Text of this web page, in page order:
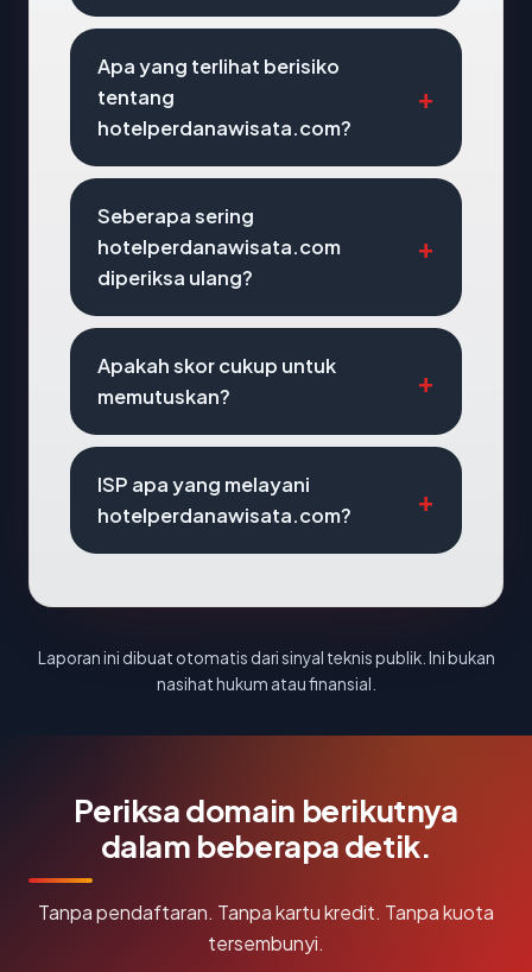
Apa yang terlihat berisiko
tentang
hotelperdanawisata.com?
Seberapa sering
hotelperdanawisata.com
diperiksa ulang?
Apakah skor cukup untuk
memutuskan?
ISP apa yang melayani
hotelperdanawisata.com?
Laporan ini dibuat otomatis dari sinyal teknis publik. Ini bukan
nasihat hukum atau finansial.
Periksa domain berikutnya
dalam beberapa detik.
Tanpa pendaftaran. Tanpa kartu kredit. Tanpa kuota
tersembunyi.